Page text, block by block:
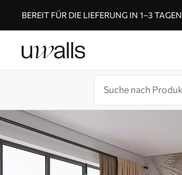
BEREIT FÜR DIE LIEFERUNG IN 1–3 TAGEN